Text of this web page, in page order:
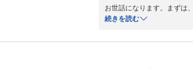
お世話になります。まずは
す。
お客様がWi-Fiについてご
続きを読む